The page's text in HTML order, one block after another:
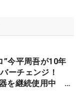
”今平周吾が10年
ーチェンジ！
を継続使用中 #